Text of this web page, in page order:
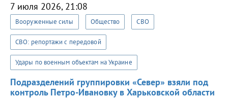
7 июля 2026, 21:08
Вооруженные силы Общество СВО
СВО: репортажи с передовой
Удары по военным объектам на Украине
Подразделений группировки «Север» взяли под
контроль Петро-Ивановку в Харьковской области